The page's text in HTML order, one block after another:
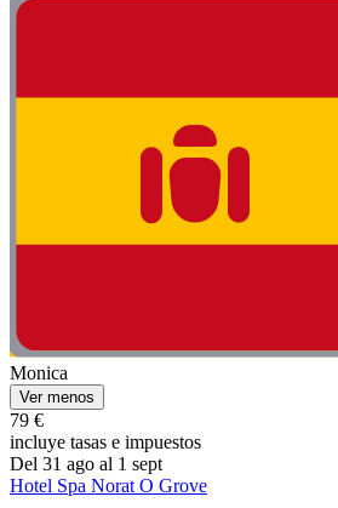
Monica
Ver menos
79 €
incluye tasas e impuestos
Del 31 ago al 1 sept
Hotel Spa Norat O Grove